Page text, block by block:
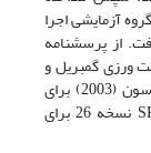
بر روی گروه آزمایشی اجرا
از پرسشنامه
پرسشنامه جرئت ورزی گمبریل و
ریچی (1975) و پرسشنامه تاب‌آوری کانر و دیویدسون (2003) برای
جمع‌آوری اطلاعات استفاده شد. از نرم افزار SPSS نسخه 26 برای